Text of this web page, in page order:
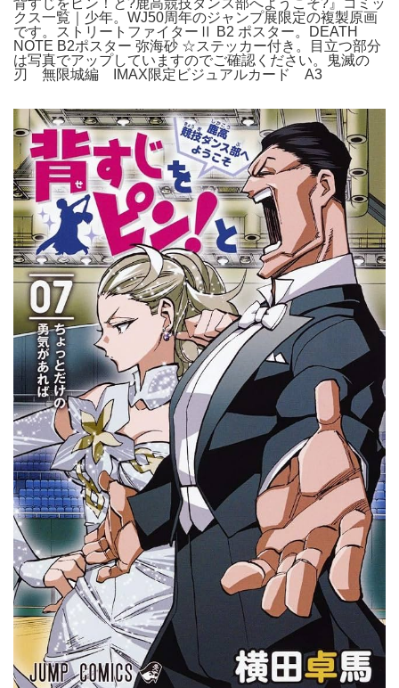
クス一覧｜少年。WJ50周年のジャンプ展限定の複製原画
です。ストリートファイターⅡ B2 ポスター。DEATH
NOTE B2ポスター 弥海砂 ☆ステッカー付き。目立つ部分
は写真でアップしていますのでご確認ください。鬼滅の
刃 無限城編 IMAX限定ビジュアルカード A3